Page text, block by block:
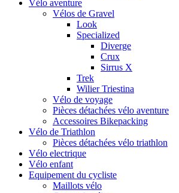
Vélo aventure
Vélos de Gravel
Look
Specialized
Diverge
Crux
Sirrus X
Trek
Wilier Triestina
Vélo de voyage
Pièces détachées vélo aventure
Accessoires Bikepacking
Vélo de Triathlon
Pièces détachées vélo triathlon
Vélo electrique
Vélo enfant
Equipement du cycliste
Maillots vélo